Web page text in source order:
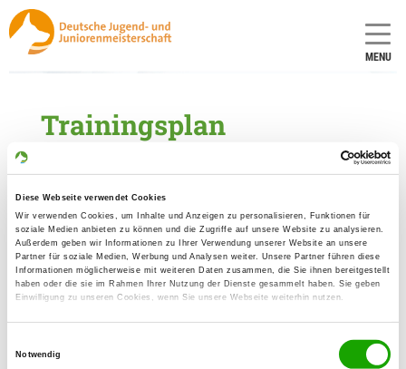
Diese Webseite verwendet Cookies
Wir verwenden Cookies, um Inhalte und Anzeigen zu personalisieren, Funktionen für
soziale Medien anbieten zu können und die Zugriffe auf unsere Website zu analysieren.
Außerdem geben wir Informationen zu Ihrer Verwendung unserer Website an unsere
Partner für soziale Medien, Werbung und Analysen weiter. Unsere Partner führen diese
Informationen möglicherweise mit weiteren Daten zusammen, die Sie ihnen bereitgestellt
haben oder die sie im Rahmen Ihrer Nutzung der Dienste gesammelt haben. Sie geben
Einwilligung zu unseren Cookies, wenn Sie unsere Webseite weiterhin nutzen.
Notwendig
MENU
Trainingsplan
Trainingsplan Agility